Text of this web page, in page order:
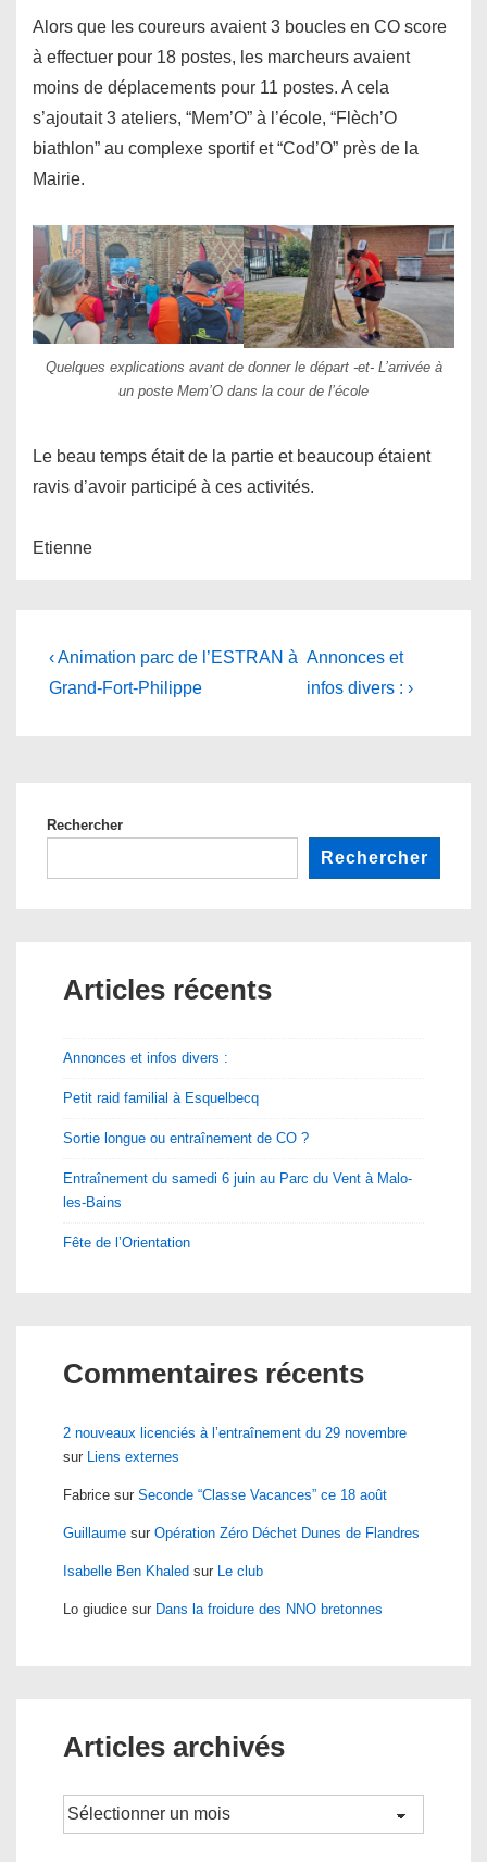
Alors que les coureurs avaient 3 boucles en CO score
à effectuer pour 18 postes, les marcheurs avaient
moins de déplacements pour 11 postes. A cela
s’ajoutait 3 ateliers, “Mem’O” à l’école, “Flèch’O
biathlon” au complexe sportif et “Cod’O” près de la
Mairie.
Quelques explications avant de donner le départ -et- L’arrivée à
un poste Mem’O dans la cour de l’école
Le beau temps était de la partie et beaucoup étaient
ravis d’avoir participé à ces activités.
Etienne
Navigation
de
Previous
Post
‹ Animation parc de l’ESTRAN à
Grand-Fort-Philippe
Next
Post
Annonces et
infos divers : ›
Rechercher
Rechercher
Articles récents
Annonces et infos divers :
Petit raid familial à Esquelbecq
Sortie longue ou entraînement de CO ?
Entraînement du samedi 6 juin au Parc du Vent à Malo-
les-Bains
Fête de l’Orientation
Commentaires récents
2 nouveaux licenciés à l’entraînement du 29 novembre
sur
Liens externes
Fabrice sur Seconde “Classe Vacances” ce 18 août
Guillaume sur Opération Zéro Déchet Dunes de Flandres
Isabelle Ben Khaled sur Le club
Lo giudice sur Dans la froidure des NNO bretonnes
Articles archivés
Archives